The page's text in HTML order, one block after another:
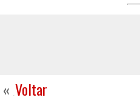
« « Voltar